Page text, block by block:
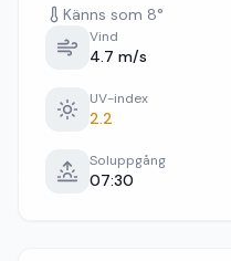
Känns som 8°
Vind
4.7 m/s
UV-index
2.2
Soluppgång
07:30